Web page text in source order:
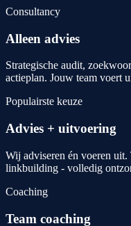
Consultancy
Alleen advies
Strategische audit,
actieplan. Jouw team voert
Populairste keuze
Advies + uitvoering
Wij adviseren én voeren
linkbuilding - volledig
Coaching
Team coaching